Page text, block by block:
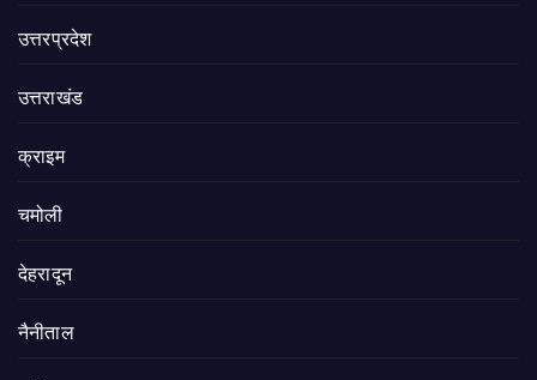
उत्तरप्रदेश
उत्तराखंड
क्राइम
चमोली
देहरादून
नैनीताल